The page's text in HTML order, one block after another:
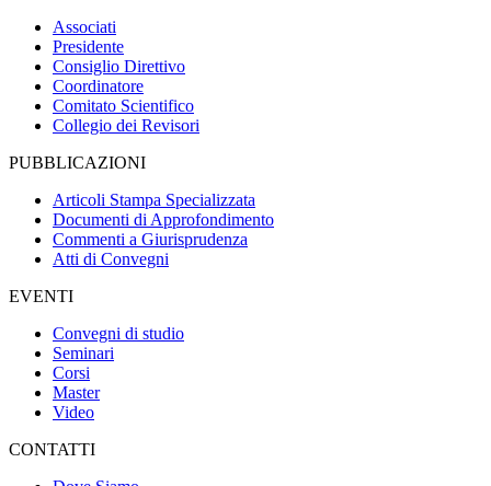
Associati
Presidente
Consiglio Direttivo
Coordinatore
Comitato Scientifico
Collegio dei Revisori
PUBBLICAZIONI
Articoli Stampa Specializzata
Documenti di Approfondimento
Commenti a Giurisprudenza
Atti di Convegni
EVENTI
Convegni di studio
Seminari
Corsi
Master
Video
CONTATTI